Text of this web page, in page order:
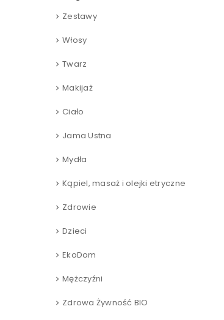
Zestawy
Włosy
Twarz
Makijaż
Ciało
Jama Ustna
Mydła
Kąpiel, masaż i olejki etryczne
Zdrowie
Dzieci
EkoDom
Mężczyźni
Zdrowa Żywność BIO